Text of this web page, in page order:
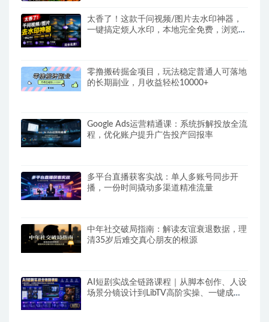
太香了！这款千问视频/图片去水印神器，
一键搞定烦人水印，本地完全免费，浏览器
零撸搬砖掘金项目，玩法稳定普通人可落地
的长期副业，月收益轻松10000+
Google Ads运营精通课：系统拆解投放全流
程，优化账户提升广告投产回报率
多平台直播获客实战：单人多账号同步开
播，一份时间撬动多渠道精准流量
中年社交破局指南：解读友谊衰退数据，理
清35岁后难交真心朋友的根源
AI短剧实战全链路课程｜从脚本创作、人设
场景分镜设计到LibTV高阶实操、一键成片